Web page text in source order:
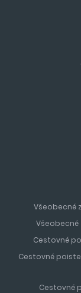
Všeobecné
Cestovné
Cestovné
Cestovné